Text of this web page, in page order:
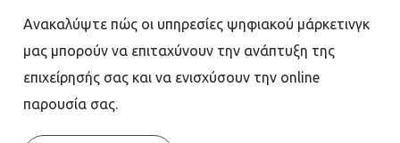
Ανακαλύψτε πώς οι υπηρεσίες ψηφιακού μάρκετινγκ
μας μπορούν να επιταχύνουν την ανάπτυξη της
επιχείρησής σας και να ενισχύσουν την online
παρουσία σας.